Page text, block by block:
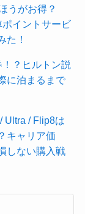
うがお得？
イントサービ
た！
？ヒルトン説
に泊まるまで
Ultra / Flip8は
キャリア価
しない購入戦